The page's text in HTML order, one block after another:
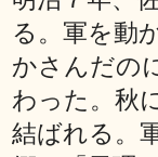
る。軍を動
かさんだの
わった。秋
結ばれる。